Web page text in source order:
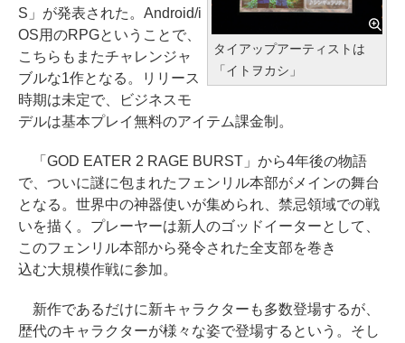
タイアップアーティストは
「イトヲカシ」
S」が発表された。Android/i
OS用のRPGということで、
こちらもまたチャレンジャ
ブルな1作となる。リリース
時期は未定で、ビジネスモ
デルは基本プレイ無料のアイテム課金制。
「GOD EATER 2 RAGE BURST」から4年後の物語
で、ついに謎に包まれたフェンリル本部がメインの舞台
となる。世界中の神器使いが集められ、禁忌領域での戦
いを描く。プレーヤーは新人のゴッドイーターとして、
このフェンリル本部から発令された全支部を巻き
込む大規模作戦に参加。
新作であるだけに新キャラクターも多数登場するが、
歴代のキャラクターが様々な姿で登場するという。そし